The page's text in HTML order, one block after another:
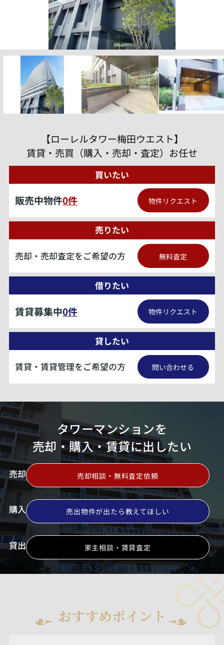
【ローレルタワー梅田ウエスト】
賃貸・売買（購入・売却・査定）お任せ
買いたい
販売中物件0件 物件リクエスト
売りたい
売却・売却査定をご希望の方 無料査定
借りたい
賃貸募集中0件 物件リクエスト
貸したい
賃貸・賃貸管理をご希望の方 問い合わせる
タワーマンションを
売却・購入・賃貸に出したい
売却 売却相談・無料査定依頼
購入 売出物件が出たら教えてほしい
貸出 家主相談・賃貸査定
おすすめポイント